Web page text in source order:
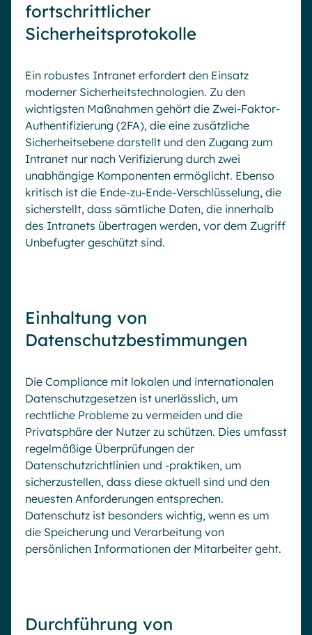
fortschrittlicher
Sicherheitsprotokolle
Ein robustes Intranet erfordert den Einsatz
moderner Sicherheitstechnologien. Zu den
wichtigsten Maßnahmen gehört die Zwei-Faktor-
Authentifizierung (2FA), die eine zusätzliche
Sicherheitsebene darstellt und den Zugang zum
Intranet nur nach Verifizierung durch zwei
unabhängige Komponenten ermöglicht. Ebenso
kritisch ist die Ende-zu-Ende-Verschlüsselung, die
sicherstellt, dass sämtliche Daten, die innerhalb
des Intranets übertragen werden, vor dem Zugriff
Unbefugter geschützt sind.
Einhaltung von
Datenschutzbestimmungen
Die Compliance mit lokalen und internationalen
Datenschutzgesetzen ist unerlässlich, um
rechtliche Probleme zu vermeiden und die
Privatsphäre der Nutzer zu schützen. Dies umfasst
regelmäßige Überprüfungen der
Datenschutzrichtlinien und -praktiken, um
sicherzustellen, dass diese aktuell sind und den
neuesten Anforderungen entsprechen.
Datenschutz ist besonders wichtig, wenn es um
die Speicherung und Verarbeitung von
persönlichen Informationen der Mitarbeiter geht.
Durchführung von